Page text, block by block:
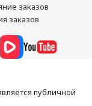
заказов
заказов
публичной